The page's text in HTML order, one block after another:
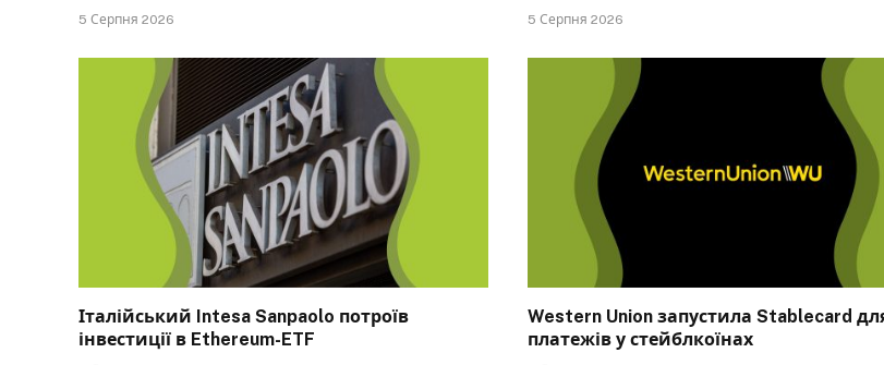
5 Серпня 2026 5 Серпня 2026
Італійський Intesa Sanpaolo потроїв
інвестиції в Ethereum-ETF
Western Union запустила Stablecard
платежів у стейблкоїнах